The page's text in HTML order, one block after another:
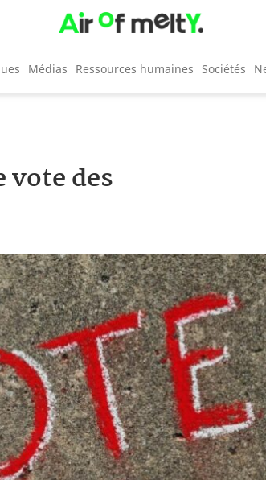
Médias Ressources humaines Sociétés
vote des